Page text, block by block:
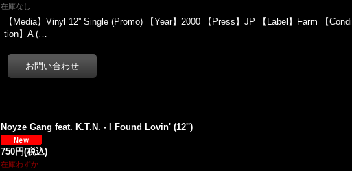
在庫なし
【Media】Vinyl 12'' Single (Promo) 【Year】2000 【Press】JP 【Label】Farm 【Condi
tion】A (…
Noyze Gang feat. K.T.N. - I Found Lovin' (12'')
750円(税込)
在庫わずか